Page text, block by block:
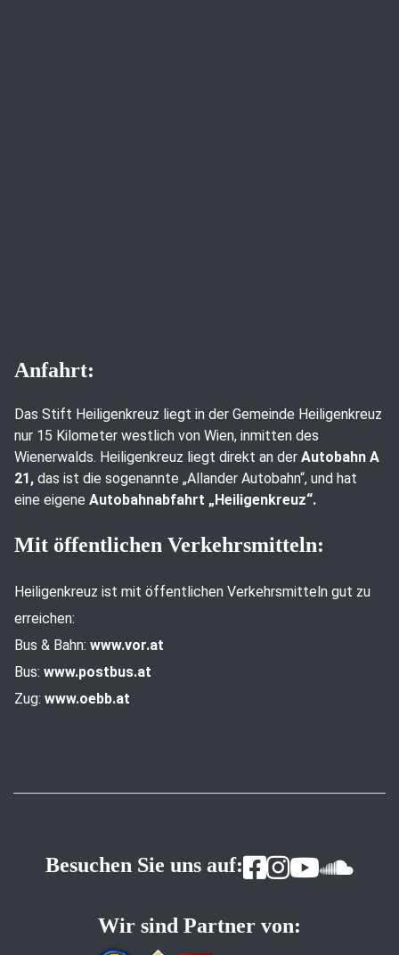
Anfahrt:
Das Stift Heiligenkreuz liegt in der Gemeinde Heiligenkreuz
nur 15 Kilometer westlich von Wien, inmitten des
Wienerwalds. Heiligenkreuz liegt direkt an der Autobahn A
21, das ist die sogenannte „Allander Autobahn“, und hat
eine eigene Autobahnabfahrt „Heiligenkreuz“.
Mit öffentlichen Verkehrsmitteln:
Heiligenkreuz ist mit öffentlichen Verkehrsmitteln gut zu
erreichen:
Bus & Bahn: www.vor.at
Bus: www.postbus.at
Zug: www.oebb.at
Besuchen Sie uns auf:
Wir sind Partner von: